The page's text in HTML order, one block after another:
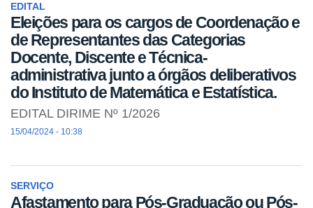
EDITAL
Eleições para os cargos de Coordenação e
de Representantes das Categorias
Docente, Discente e Técnica-
administrativa junto a órgãos deliberativos
do Instituto de Matemática e Estatística.
EDITAL DIRIME Nº 1/2026
15/04/2024 - 10:38
SERVIÇO
Afastamento para Pós-Graduação ou Pós-